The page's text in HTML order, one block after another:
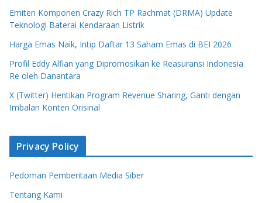
Emiten Komponen Crazy Rich TP Rachmat (DRMA) Update
Teknologi Baterai Kendaraan Listrik
Harga Emas Naik, Intip Daftar 13 Saham Emas di BEI 2026
Profil Eddy Alfian yang Dipromosikan ke Reasuransi Indonesia
Re oleh Danantara
X (Twitter) Hentikan Program Revenue Sharing, Ganti dengan
Imbalan Konten Orisinal
Privacy Policy
Pedoman Pemberitaan Media Siber
Tentang Kami